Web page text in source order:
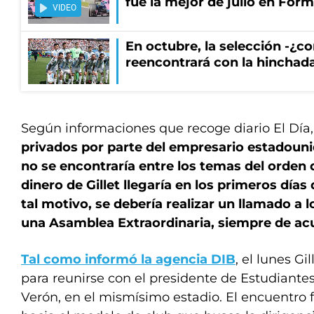
VIDEO
En octubre, la selección -
reencontrará con la
Según informaciones que recoge diario El
privados por parte del empresario
no se encontraría entre los temas del orden
dinero de Gillet llegaría en los primeros días
tal motivo, se debería realizar un llamado a
una Asamblea Extraordinaria, siempre de
Tal como informó la agencia DIB, el lunes
para reunirse con el presidente de
Verón, en el mismísimo estadio. El encuentro